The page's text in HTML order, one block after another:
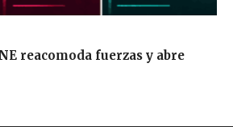
reacomoda fuerzas y abre